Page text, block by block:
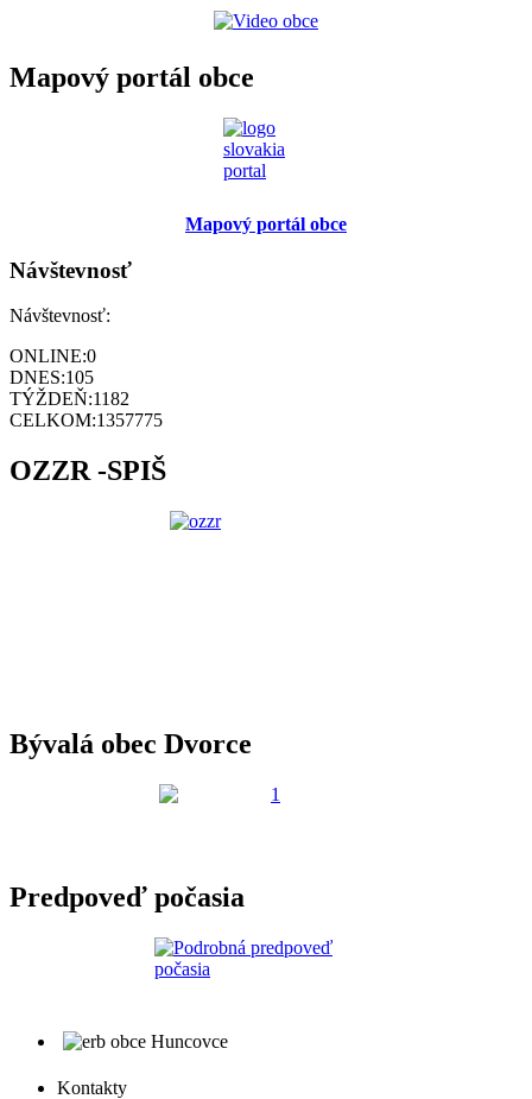
Mapový portál obce
Mapový portál obce
Návštevnosť
Návštevnosť:
ONLINE:0
DNES:105
TÝŽDEŇ:1182
CELKOM:1357775
OZZR -SPIŠ
Bývalá obec Dvorce
Predpoveď počasia
Kontakty